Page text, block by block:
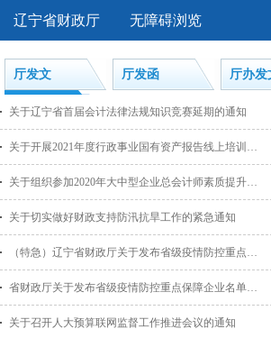
辽宁省财政厅 无障碍浏览
厅发文 厅发函 厅办发
传真电报
关于辽宁省首届会计法律法规知识竞赛延期的通知
关于开展2021年度行政事业国有资产报告线上培训的通知
关于组织参加2020年大中型企业总会计师素质提升工程培训的通知
关于切实做好财政支持防汛抗旱工作的紧急通知
（特急）辽宁省财政厅关于发布省级疫情防控重点保障企业名单（第二批）的通知
省财政厅关于发布省级疫情防控重点保障企业名单的通知
关于召开人大预算联网监督工作推进会议的通知